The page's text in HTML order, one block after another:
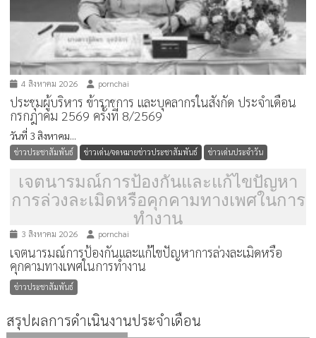
4 สิงหาคม 2026 pornchai
ประชุมผู้บริหาร ข้าราชการ และบุคลากรในสังกัด ประจำเดือน
กรกฎาคม 2569 ครั้งที่ 8/2569
วันที่ 3 สิงหาคม...
ข่าวประชาสัมพันธ์ ข่าวเด่น/จดหมายข่าวประชาสัมพันธ์ ข่าวเด่นประจำวัน
เจตนารมณ์การป้องกันและแก้ไขปัญหา
การล่วงละเมิดหรือคุกคามทางเพศในการ
ทำงาน
3 สิงหาคม 2026 pornchai
เจตนารมณ์การป้องกันและแก้ไขปัญหาการล่วงละเมิดหรือ
คุกคามทางเพศในการทำงาน
ข่าวประชาสัมพันธ์
สรุปผลการดำเนินงานประจำเดือน